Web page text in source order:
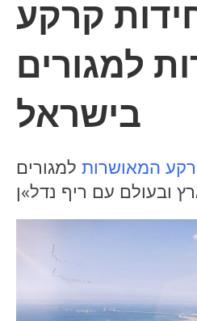
קרקע
למגורים
בישראל
המאושרות למגורים
ובעולם עם ריף נדל»ן